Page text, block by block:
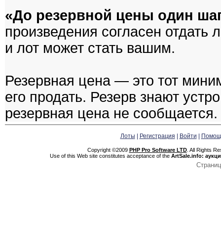
«До резервной цены один
произведения согласен
и лот может стать вашим.
Резервная цена — это тот
его продать. Резерв знают
резервная цена не сообщается.
Лоты Регистрация Войти
Copyright ©2009 PHP Pro Software LTD. All Rights
Use of this Web site constitutes acceptance of the ArtSale.info: